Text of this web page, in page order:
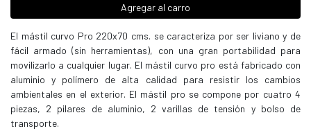
Agregar al carro
El mástil curvo Pro 220x70 cms. se caracteriza por ser liviano y de
fácil armado (sin herramientas), con una gran portabilidad para
movilizarlo a cualquier lugar. El mástil curvo pro está fabricado con
aluminio y polímero de alta calidad para resistir los cambios
ambientales en el exterior. El mástil pro se compone por cuatro 4
piezas, 2 pilares de aluminio, 2 varillas de tensión y bolso de
transporte.